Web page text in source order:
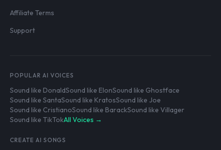
Affiliate Terms
Support
POPULAR AI VOICES
Sound like DonaldSound like ElonSound like Ghostface
Sound like SantaSound like KratosSound like Joe
Sound like CristianoSound like BarackSound like Villager
Sound like TikTokAll Voices →
CREATE AI SONGS